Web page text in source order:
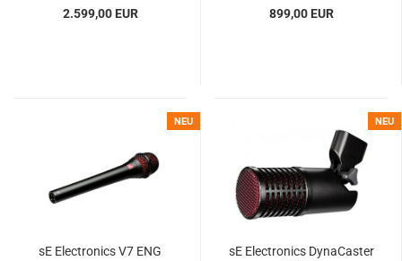
2.599,00 EUR 899,00 EUR
NEU
sE Electronics V7 ENG
NEU
sE Electronics DynaCaster